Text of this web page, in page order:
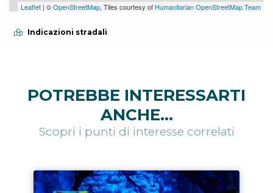
Leaflet | ©OpenStreetMap, Tiles courtesy of Humanitarian OpenStreetMap Team
Indicazioni stradali
POTREBBE INTERESSARTI
ANCHE...
Scopri i punti di interesse correlati